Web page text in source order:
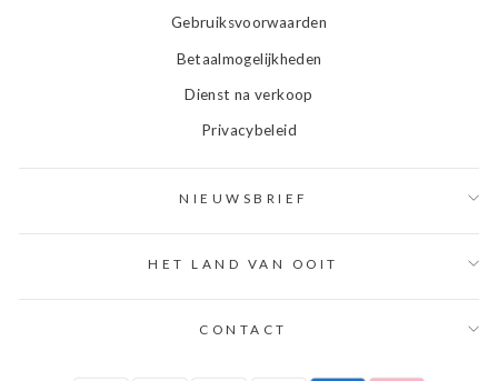
Gebruiksvoorwaarden
Betaalmogelijkheden
Dienst na verkoop
Privacybeleid
NIEUWSBRIEF
HET LAND VAN OOIT
CONTACT